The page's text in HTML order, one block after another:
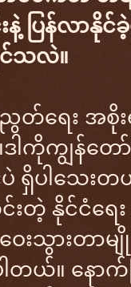
နဲ့ ပြန်လာ
ျင်သလဲ။
တ်ရေး အစိုး
ါကိုကျွန်တေ
ပါသေးတယ်
းတဲ့ နိုင်ငံရ
းသွားတာမ
တယ်။ နောက်